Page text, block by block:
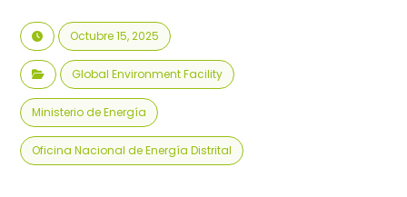
Octubre 15, 2025
Global Environment Facility
Ministerio de Energía
Oficina Nacional de Energía Distrital